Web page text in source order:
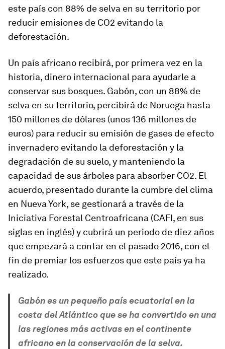
este país con 88% de selva en su territorio por
reducir emisiones de CO2 evitando la
deforestación.
Un país africano recibirá, por primera vez en la
historia, dinero internacional para ayudarle a
conservar sus bosques. Gabón, con un 88% de
selva en su territorio, percibirá de Noruega hasta
150 millones de dólares (unos 136 millones de
euros) para reducir su emisión de gases de efecto
invernadero evitando la deforestación y la
degradación de su suelo, y manteniendo la
capacidad de sus árboles para absorber CO2. El
acuerdo, presentado durante la cumbre del clima
en Nueva York, se gestionará a través de la
Iniciativa Forestal Centroafricana (CAFI, en sus
siglas en inglés) y cubrirá un periodo de diez años
que empezará a contar en el pasado 2016, con el
fin de premiar los esfuerzos que este país ya ha
realizado.
Gabón es un pequeño país ecuatorial en la
costa del Atlántico que se ha convertido en una
las regiones más activas en el continente
africano en la conservación de la selva.